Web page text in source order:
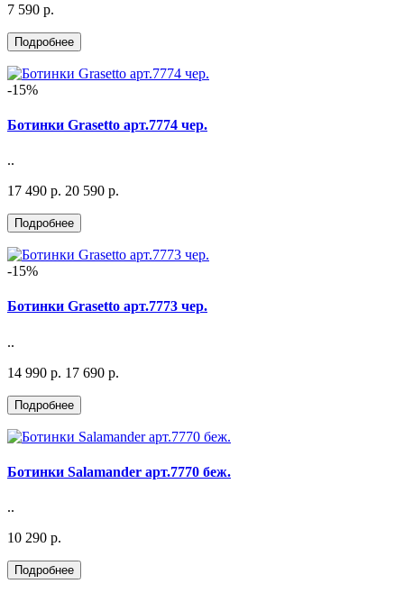
7 590 р.
-15%
Ботинки Grasetto арт.7774 чер.
..
17 490 р. 20 590 р.
-15%
Ботинки Grasetto арт.7773 чер.
..
14 990 р. 17 690 р.
Ботинки Salamander арт.7770 беж.
..
10 290 р.